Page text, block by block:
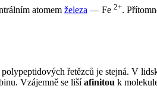
atomem železa — Fe 2+.
řetězců je stejná. V
Vzájemně se lišíafinitou k